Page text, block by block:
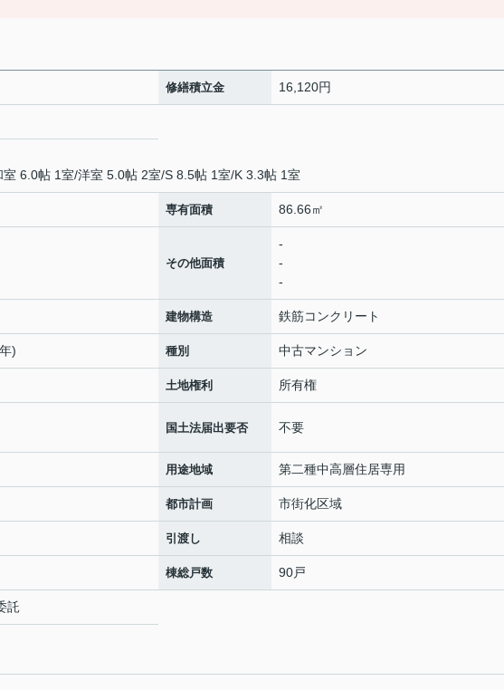
修繕積立金 16,120円
室 6.0帖 1室/洋室 5.0帖 2室/S 8.5帖 1室/K 3.3帖 1室
専有面積 86.66㎡
その他面積
-
-
-
建物構造 鉄筋コンクリート
) 種別 中古マンション
土地権利 所有権
国土法届出要否 不要
用途地域 第二種中高層住居専用
都市計画 市街化区域
引渡し 相談
棟総戸数 90戸
託